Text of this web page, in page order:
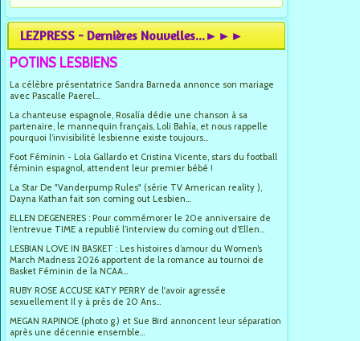
LEZPRESS - Dernières Nouvelles...►►►
POTINS LESBIENS
La célèbre présentatrice Sandra Barneda annonce son mariage
avec Pascalle Paerel...
La chanteuse espagnole, Rosalía dédie une chanson à sa
partenaire, le mannequin français, Loli Bahía, et nous rappelle
pourquoi l’invisibilité lesbienne existe toujours...
Foot Féminin - Lola Gallardo et Cristina Vicente, stars du football
féminin espagnol, attendent leur premier bébé !
La Star De "Vanderpump Rules" (série TV American reality ),
Dayna Kathan fait son coming out Lesbien...
ELLEN DEGENERES : Pour commémorer le 20e anniversaire de
l’entrevue TIME a republié l’interview du coming out d’Ellen...
LESBIAN LOVE IN BASKET : Les histoires d’amour du Women’s
March Madness 2026 apportent de la romance au tournoi de
Basket Féminin de la NCAA...
RUBY ROSE ACCUSE KATY PERRY de l'avoir agressée
sexuellement Il y à près de 20 Ans...
MEGAN RAPINOE (photo g.) et Sue Bird annoncent leur séparation
après une décennie ensemble...